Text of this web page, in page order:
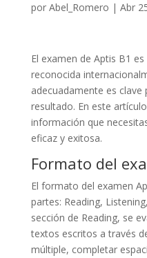
por Abel_Romero | Abr
El examen de Aptis B1
reconocida
adecuadamente es
resultado. En este
información que
eficaz y exitosa.
Formato del
El formato del examen
partes: Reading,
sección de Reading, se
textos escritos a través
múltiple, completar